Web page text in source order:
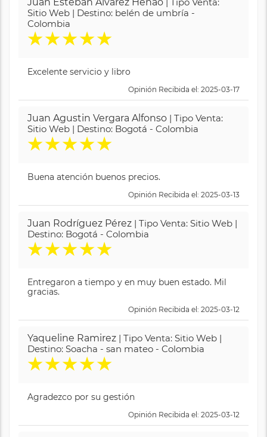
Sitio Web | Destino: belén de umbría -
Colombia
★★★★★
Excelente servicio y libro
Opinión Recibida el: 2025-03-17
Juan Agustin Vergara Alfonso | Tipo Venta:
Sitio Web | Destino: Bogotá - Colombia
★★★★★
Buena atención buenos precios.
Opinión Recibida el: 2025-03-13
Juan Rodríguez Pérez | Tipo Venta: Sitio Web |
Destino: Bogotá - Colombia
★★★★★
Entregaron a tiempo y en muy buen estado. Mil
gracias.
Opinión Recibida el: 2025-03-12
Yaqueline Ramirez | Tipo Venta: Sitio Web |
Destino: Soacha - san mateo - Colombia
★★★★★
Agradezco por su gestión
Opinión Recibida el: 2025-03-12